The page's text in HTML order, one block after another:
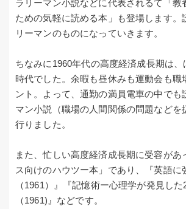
ラリーマン小説などに代表されるて「教
ための気軽に読める本」も登場します。
リーマンのものになっていきます。
ちなみに1960年代の高度経済成長期は
時代でした。余暇も昼休みも運動会も職
ント。よって、通勤の満員電車の中でも
マン小説（職場の人間関係の問題などを
行りました。
また、忙しい高度経済成長期に受容があ
ス向けのハウツー本」であり、『英語に
（1961）』『記憶術ー心理学が発見し
（1961)』などです。